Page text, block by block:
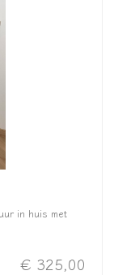
in huis met
€ 325,00